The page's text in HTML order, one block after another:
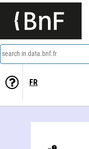
search in data.bnf.fr
FR